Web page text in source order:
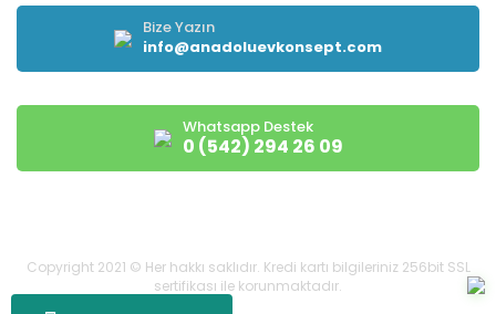
Bize Yazın
info@anadoluevkonsept.com
Whatsapp Destek
0 (542) 294 26 09
Copyright 2021 © Her hakkı saklıdır. Kredi kartı bilgileriniz 256bit SSL
sertifikası ile korunmaktadır.